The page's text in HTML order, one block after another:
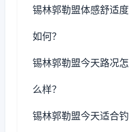
锡林郭勒盟体感舒适度
如何？
锡林郭勒盟今天路况怎
么样？
锡林郭勒盟今天适合钓